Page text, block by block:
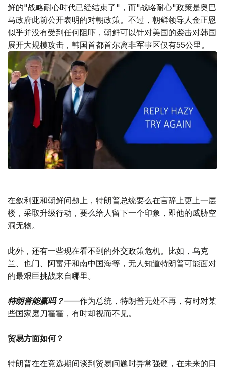
鲜的"战略耐心时代已经结束了"，而"战略耐心"政策是奥巴
马政府此前公开表明的对朝政策。不过，朝鲜领导人金正恩
似乎并没有受到任何阻吓，朝鲜可以针对美国的袭击对韩国
展开大规模攻击，韩国首都首尔离非军事区仅有55公里。
在叙利亚和朝鲜问题上，特朗普总统要么在言辞上更上一层
楼，采取升级行动，要么给人留下一个印象，即他的威胁空
洞无物。
此外，还有一些现在看不到的外交政策危机。比如，乌克
兰、也门、阿富汗和南中国海等，无人知道特朗普可能面对
的最艰巨挑战来自哪里。
特朗普能赢吗？——作为总统，特朗普无处不再，有时对某
些国家磨刀霍霍，有时却视而不见。
贸易方面如何？
特朗普在在竞选期间谈到贸易问题时异常强硬，在未来的日